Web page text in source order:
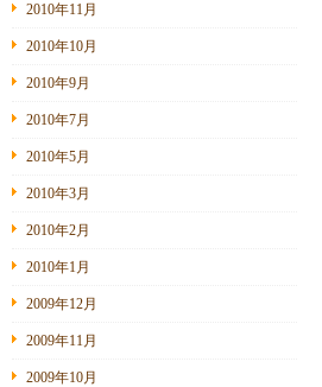
2010年11月
2010年10月
2010年9月
2010年7月
2010年5月
2010年3月
2010年2月
2010年1月
2009年12月
2009年11月
2009年10月